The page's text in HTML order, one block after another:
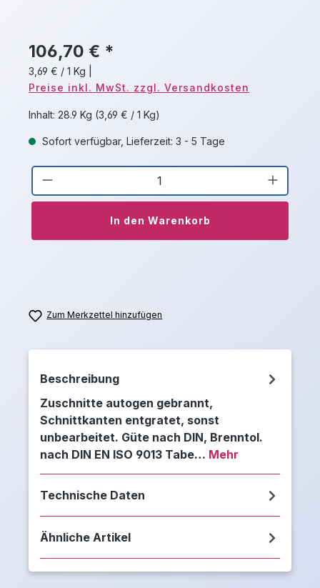
106,70 € *
3,69 € / 1 Kg
Preise inkl. MwSt. zzgl. Versandkosten
Inhalt: 28.9 Kg (3,69 € / 1 Kg)
Sofort verfügbar, Lieferzeit: 3 - 5 Tage
Produkt Anzahl: Gib den
In den Warenkorb
Zum Merkzettel hinzufügen
Beschreibung
Zuschnitte autogen gebrannt,
Schnittkanten entgratet, sonst
unbearbeitet. Güte nach DIN, Brenntol.
nach DIN EN ISO 9013 Tabe… Mehr
Technische Daten
Ähnliche Artikel